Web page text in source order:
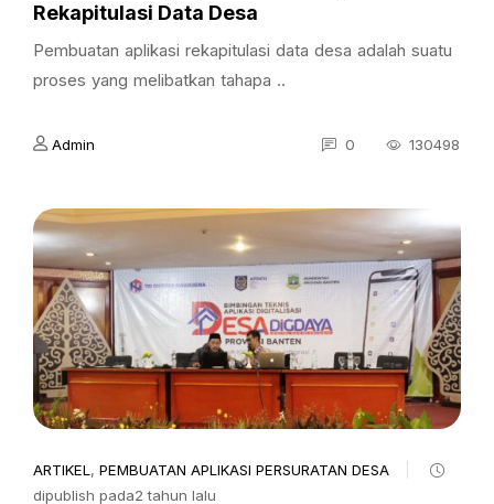
Rekapitulasi Data Desa
Pembuatan aplikasi rekapitulasi data desa adalah suatu
proses yang melibatkan tahapa ..
Admin 0 130498
ARTIKEL , PEMBUATAN APLIKASI PERSURATAN DESA
dipublish pada2 tahun lalu